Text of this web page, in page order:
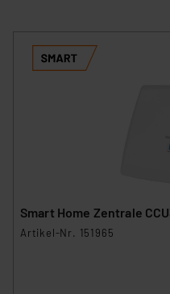
Smart Home Zentrale
Artikel-Nr. 151965